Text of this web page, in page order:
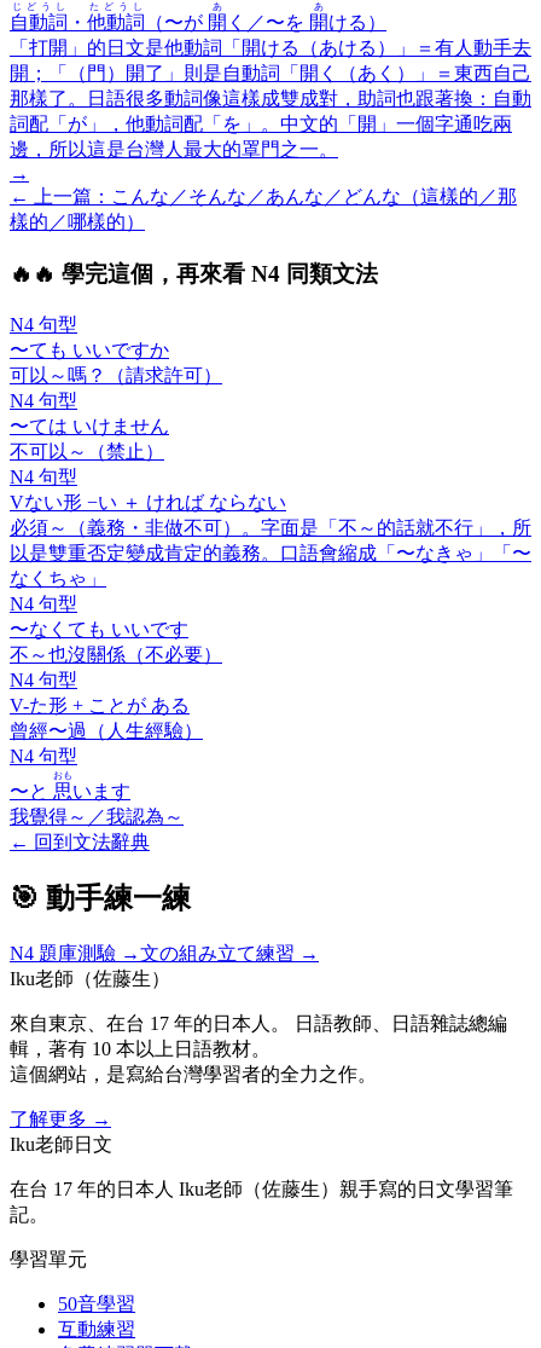
自動詞
じどうし
・ 他動詞
たどうし
（〜が 開
あ
く／〜を 開
あ
ける）
「打開」的日文是他動詞「開ける（あける）」＝有人動手去
開；「（門）開了」則是自動詞「開く（あく）」＝東西自己
那樣了。日語很多動詞像這樣成雙成對，助詞也跟著換：自動
詞配「が」，他動詞配「を」。中文的「開」一個字通吃兩
邊，所以這是台灣人最大的罩門之一。
→
← 上一篇 ： こんな／そんな／あんな／どんな（這樣的／那
樣的／哪樣的）
🔥 🔥 學完這個，再來看 N4 同類文法
N4 句型
〜ても いいですか
可以～嗎？（請求許可）
N4 句型
〜ては いけません
不可以～（禁止）
N4 句型
Vない形 −い ＋ ければ ならない
必須～（義務・非做不可）。字面是「不～的話就不行」，所
以是雙重否定變成肯定的義務。口語會縮成「〜なきゃ」「〜
なくちゃ」
N4 句型
〜なくても いいです
不～也沒關係（不必要）
N4 句型
V-た形 + ことが ある
曾經〜過（人生經驗）
N4 句型
〜と 思
おも
います
我覺得～／我認為～
← 回到文法辭典
🎯 動手練一練
N4 題庫測驗 →文の組み立て練習 →
Iku老師（佐藤生）
來自東京、在台 17 年的日本人。 日語教師、日語雜誌總編
輯，著有 10 本以上日語教材。
這個網站，是寫給台灣學習者的全力之作。
了解更多 →
Iku老師日文
在台 17 年的日本人 Iku老師（佐藤生）親手寫的日文學習筆
記。
學習單元
50音學習
互動練習